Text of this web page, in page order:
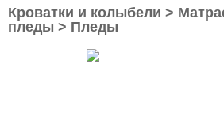
Кроватки и колыбели >
пледы > Пледы